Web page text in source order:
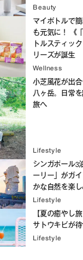
Beauty
マイボトルで
も元気に！ 《
トルスティッ
リーズが誕生
Wellness
小芝風花が出
八ヶ岳。日常
旅へ
Lifestyle
シンガポール3
ーリー」がガ
かな自然を楽
Lifestyle
【夏の癒やし
サトウキビが
Lifestyle